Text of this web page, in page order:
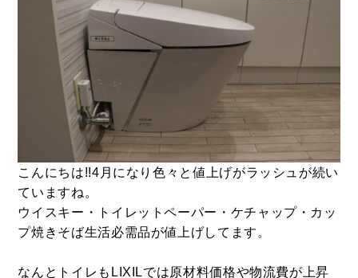
こんにちは!!4月になり色々と値上げがラッシュが続い
ていますね。
ウイスキー・トイレットペーパー・ケチャップ・カッ
プ焼きそば生活必需品が値上げしてます。
なんとトイレもLIXILでは原材料価格や物流費が上昇